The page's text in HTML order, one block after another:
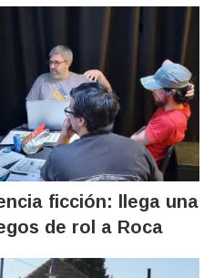
ficción: llega una
de rol a Roca